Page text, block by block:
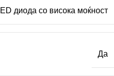
диода со висока моќност
Да